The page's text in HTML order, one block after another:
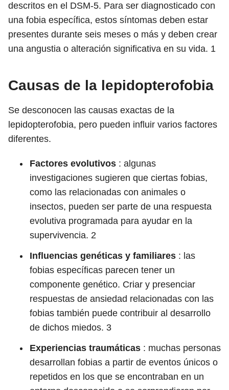
descritos en el DSM-5. Para ser diagnosticado con
una fobia específica, estos síntomas deben estar
presentes durante seis meses o más y deben crear
una angustia o alteración significativa en su vida. 1
Causas de la lepidopterofobia
Se desconocen las causas exactas de la
lepidopterofobia, pero pueden influir varios factores
diferentes.
Factores evolutivos : algunas
investigaciones sugieren que ciertas fobias,
como las relacionadas con animales o
insectos, pueden ser parte de una respuesta
evolutiva programada para ayudar en la
supervivencia. 2
Influencias genéticas y familiares : las
fobias específicas parecen tener un
componente genético. Criar y presenciar
respuestas de ansiedad relacionadas con las
fobias también puede contribuir al desarrollo
de dichos miedos. 3
Experiencias traumáticas : muchas personas
desarrollan fobias a partir de eventos únicos o
repetidos en los que se encontraban en un